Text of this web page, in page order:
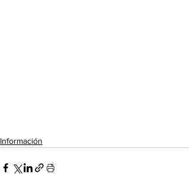
Información